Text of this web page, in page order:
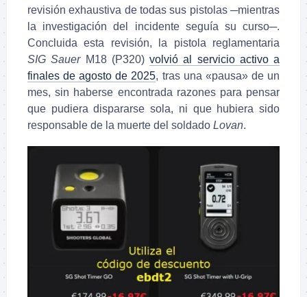
revisión exhaustiva de todas sus pistolas ─mientras
la investigación del incidente seguía su curso─.
Concluida esta revisión, la pistola reglamentaria
SIG SauerM18 (P320) volvió al servicio activo a
finales de agosto de 2025, tras una «pausa» de un
mes, sin haberse encontrada razones para pensar
que pudiera dispararse sola, ni que hubiera sido
responsable de la muerte del soldado Lovan.